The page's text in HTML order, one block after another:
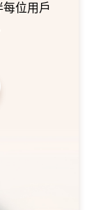
位用戶